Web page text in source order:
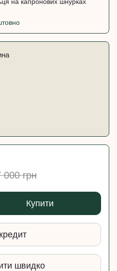
000 грн
Купити
швидко